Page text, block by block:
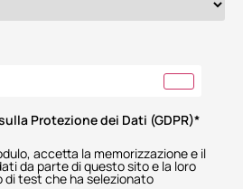
Protezione dei Dati (GDPR)*
accetta la memorizzazione e il
da parte di questo sito e la loro
test che ha selezionato